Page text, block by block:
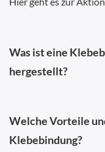
Was ist eine
hergestellt?
Welche Vorteile
Klebebindung?